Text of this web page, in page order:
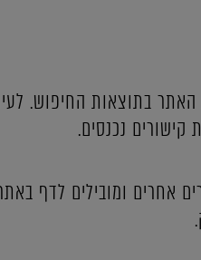
בתוצאות החיפוש.
אחרים ומובילים לדף